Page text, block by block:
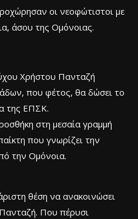
οι νεοφώτιστοι με
άσου της Ομόνοιας.
Χρήστου Πανταζή
που φέτος, θα δώσει το
της ΕΠΣΚ.
στη μεσαία γραμμή
που γνωρίζει την
την Ομόνοια.
θέση να ανακοινώσει
Που πέρυσι